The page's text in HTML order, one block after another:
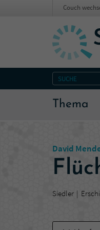
Thema
Couch
David
Siedler